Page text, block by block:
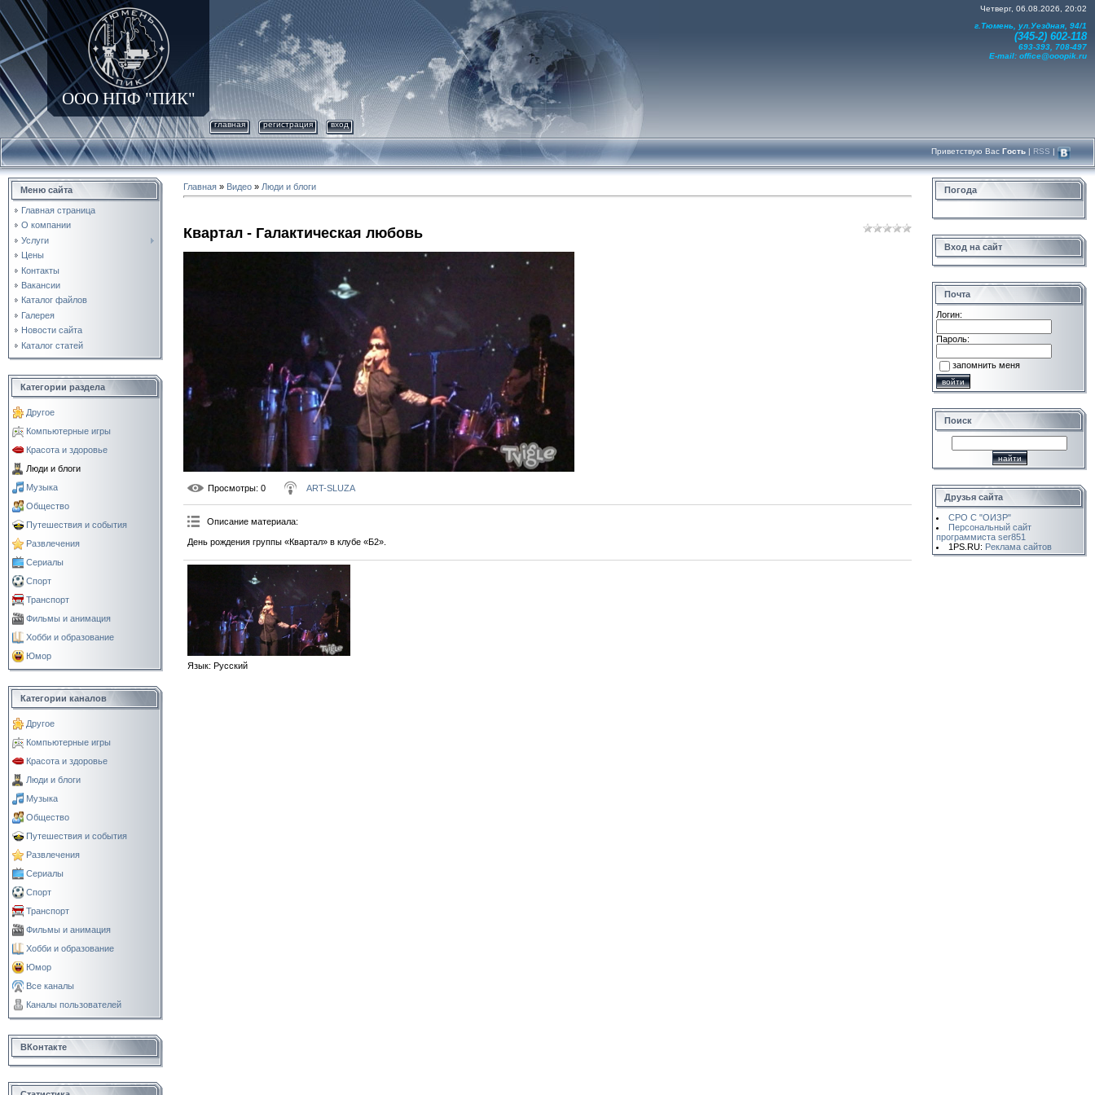
ООО НПФ "ПИК"
Четверг, 06.08.2026, 20:02
г.Тюмень, ул.Уездная, 94/1
(345-2) 602-118
693-393, 708-497
E-mail: office@ooopik.ru
главная регистрация вход
Приветствую Вас Гость | RSS |
Меню сайта
Главная страница
О компании
Услуги
Цены
Контакты
Вакансии
Каталог файлов
Галерея
Новости сайта
Каталог статей
Категории раздела
Другое
Компьютерные игры
Красота и здоровье
Люди и блоги
Музыка
Общество
Путешествия и события
Развлечения
Сериалы
Спорт
Транспорт
Фильмы и анимация
Хобби и образование
Юмор
Категории каналов
Другое
Компьютерные игры
Красота и здоровье
Люди и блоги
Музыка
Общество
Путешествия и события
Развлечения
Сериалы
Спорт
Транспорт
Фильмы и анимация
Хобби и образование
Юмор
Все каналы
Каналы пользователей
ВКонтакте
Главная » Видео » Люди и блоги
Квартал - Галактическая любовь
Просмотры: 0 ART-SLUZA
Описание материала:
День рождения группы «Квартал» в клубе «Б2».
Язык: Русский
Погода
Вход на сайт
Почта
Логин:
Пароль:
запомнить меня
Поиск
Друзья сайта
СРО С "ОИЗР"
Персональный сайт
программиста ser851
1PS.RU: Реклама сайтов